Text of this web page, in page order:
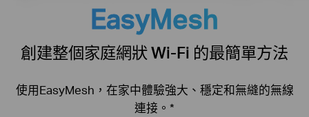
EasyMesh
創建整個家庭網狀 Wi-Fi 的最簡單方法
使用EasyMesh， 在家中體驗強大、穩定和無縫的無線
連接 。 *